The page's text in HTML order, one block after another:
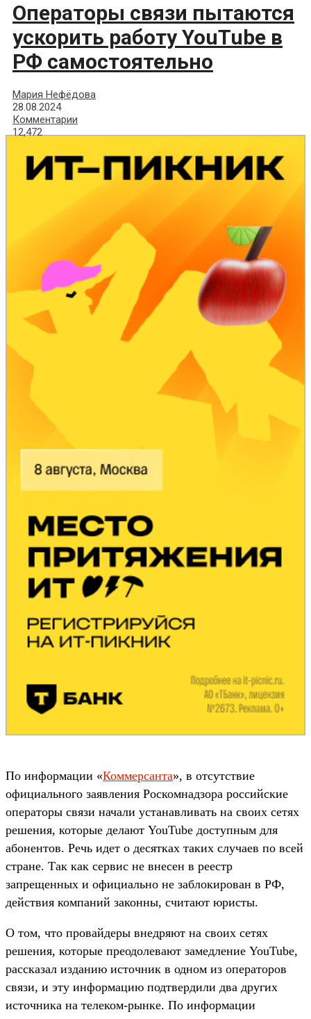
Операторы связи пытаются
ускорить работу YouTube в
РФ самостоятельно
Мария Нефёдова
28.08.2024
Комментарии
12,472
По информации «Коммерсанта», в отсутствие
официального заявления Роскомнадзора российские
операторы связи начали устанавливать на своих сетях
решения, которые делают YouTube доступным для
абонентов. Речь идет о десятках таких случаев по всей
стране. Так как сервис не внесен в реестр
запрещенных и официально не заблокирован в РФ,
действия компаний законны, считают юристы.
О том, что провайдеры внедряют на своих сетях
решения, которые преодолевают замедление YouTube,
рассказал изданию источник в одном из операторов
связи, и эту информацию подтвердили два других
источника на телеком-рынке. По информации